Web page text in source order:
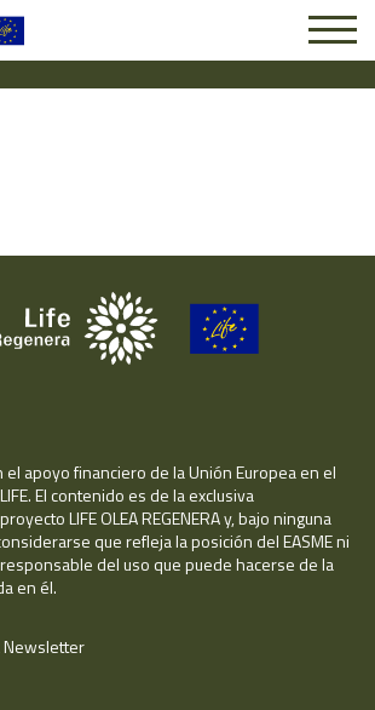
apoyo financiero de la Unión Europea en el
El contenido es de la exclusiva
LIFE OLEA REGENERA y, bajo ninguna
que refleja la posición del EASME ni
del uso que puede hacerse de la
en él.
Newsletter